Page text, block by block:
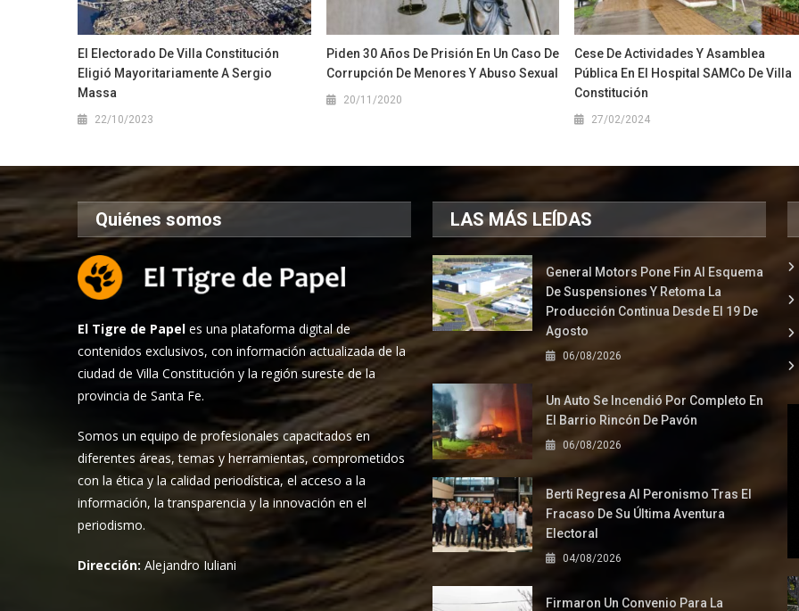
El Electorado De Villa Constitución
Eligió Mayoritariamente A Sergio
Massa
22/10/2023
Piden 30 Años De Prisión En Un Caso De
Corrupción De Menores Y Abuso Sexual
20/11/2020
Cese De Actividades Y Asamblea
Pública En El Hospital SAMCo De Villa
Constitución
27/02/2024
Quiénes somos
El Tigre de Papel es una plataforma digital de
contenidos exclusivos, con información actualizada de la
ciudad de Villa Constitución y la región sureste de la
provincia de Santa Fe.
Somos un equipo de profesionales capacitados en
diferentes áreas, temas y herramientas, comprometidos
con la ética y la calidad periodística, el acceso a la
información, la transparencia y la innovación en el
periodismo.
Dirección:Alejandro Iuliani
LAS MÁS LEÍDAS
General Motors Pone Fin Al Esquema
De Suspensiones Y Retoma La
Producción Continua Desde El 19 De
Agosto
06/08/2026
Un Auto Se Incendió Por Completo En
El Barrio Rincón De Pavón
06/08/2026
Berti Regresa Al Peronismo Tras El
Fracaso De Su Última Aventura
Electoral
04/08/2026
Firmaron Un Convenio Para La